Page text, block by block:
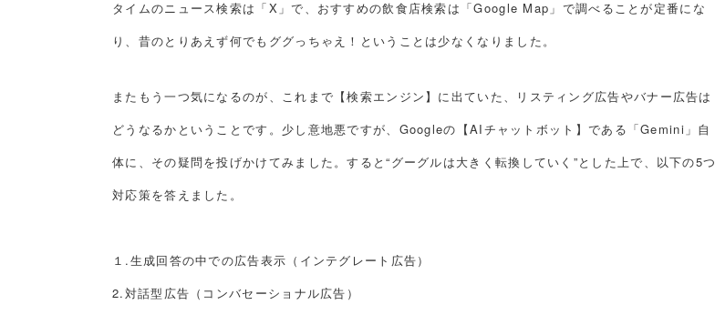
タイムのニュース検索は「X」で、おすすめの飲食店検索は「Google Map」で調べることが定番にな
り、昔のとりあえず何でもググっちゃえ！ということは少なくなりました。
またもう一つ気になるのが、これまで【検索エンジン】に出ていた、リスティング広告やバナー広告は
どうなるかということです。少し意地悪ですが、Googleの【AIチャットボット】である「Gemini」自
体に、その疑問を投げかけてみました。すると“グーグルは大きく転換していく”とした上で、以下の5つ
対応策を答えました。
１.生成回答の中での広告表示（インテグレート広告）
2.対話型広告（コンバセーショナル広告）